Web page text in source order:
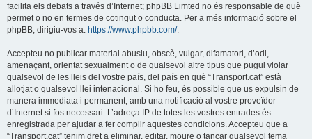
facilita els debats a través d’Internet; phpBB Limted no és responsable de què
permet o no en termes de cotingut o conducta. Per a més informació sobre el
phpBB, dirigiu-vos a: https://www.phpbb.com/.
Accepteu no publicar material abusiu, obscè, vulgar, difamatori, d’odi,
amenaçant, orientat sexualment o de qualsevol altre tipus que pugui violar
qualsevol de les lleis del vostre país, del país en què “Transport.cat” està
allotjat o qualsevol llei intenacional. Si ho feu, és possible que us expulsin de
manera immediata i permanent, amb una notificació al vostre proveïdor
d’Internet si fos necessari. L’adreça IP de totes les vostres entrades és
enregistrada per ajudar a fer complir aquestes condicions. Accepteu que a
“Transport.cat” tenim dret a eliminar, editar, moure o tancar qualsevol tema